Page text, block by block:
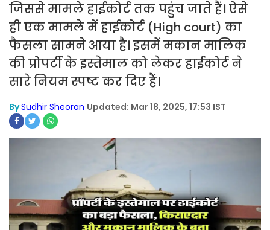
जिससे मामले हाईकोर्ट तक पहुंच जाते हैं। ऐसे
ही एक मामले में हाईकोर्ट (High court) का
फैसला सामने आया है। इसमें मकान मालिक
की प्रोपर्टी के इस्तेमाल को लेकर हाईकोर्ट ने
सारे नियम स्पष्ट कर दिए हैं।
BySudhir Sheoran Updated: Mar 18, 2025, 17:53 IST